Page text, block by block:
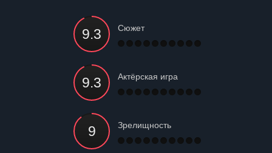
Сюжет
Актёрская игра
Зрелищность